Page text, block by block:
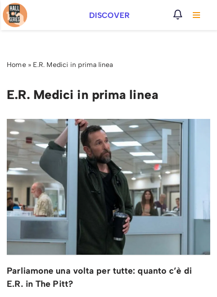
Vai
DISCOVER
Home» E.R. Medici in prima linea
E.R. Medici in prima linea
Parliamone una volta per tutte: quanto c’è di
E.R. in The Pitt?